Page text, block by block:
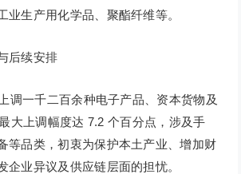
业生产用化学品、聚酯纤维等。
后续安排
调一千二百余种电子产品、资本货物及
大上调幅度达 7.2 个百分点，涉及手
等品类，初衷为保护本土产业、增加财
企业异议及供应链层面的担忧。